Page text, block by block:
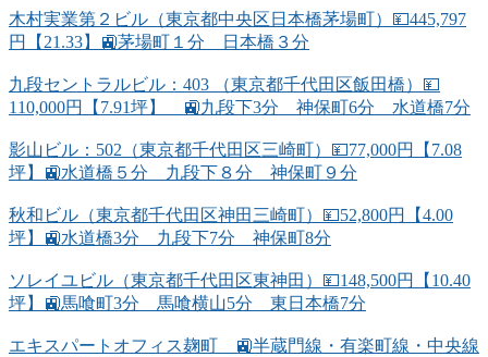
木村実業第２ビル（東京都中央区日本橋茅場町）💴445,797
円【21.33】🚉茅場町１分 日本橋３分
九段セントラルビル：403 （東京都千代田区飯田橋）💴
110,000円【7.91坪】 🚉九段下3分 神保町6分 水道橋7分
影山ビル：502（東京都千代田区三崎町）💴77,000円【7.08
坪】🚉水道橋５分 九段下８分 神保町９分
秋和ビル（東京都千代田区神田三崎町）💴52,800円【4.00
坪】🚉水道橋3分 九段下7分 神保町8分
ソレイユビル（東京都千代田区東神田）💴148,500円【10.40
坪】🚉馬喰町3分 馬喰横山5分 東日本橋7分
エキスパートオフィス麹町 🚉半蔵門線・有楽町線・中央線